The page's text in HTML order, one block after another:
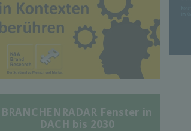
BRANCHENRADAR Fenster in
DACH bis 2030